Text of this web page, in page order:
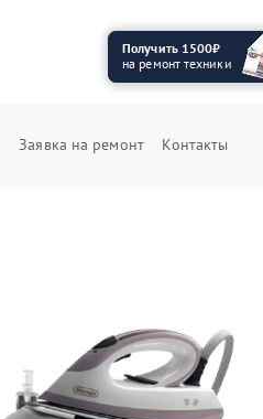
Получить 1500₽
на ремонт техники
Заявка на ремонт Контакты